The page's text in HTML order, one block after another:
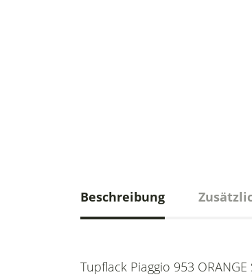
Beschreibung
Tupflack Piaggio 953